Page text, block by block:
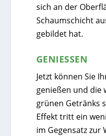
sich an der
Schaumschicht
gebildet hat.
GENIESSEN
Jetzt können Sie
genießen und die
grünen Getränks
Effekt tritt ein
im Gegensatz zur